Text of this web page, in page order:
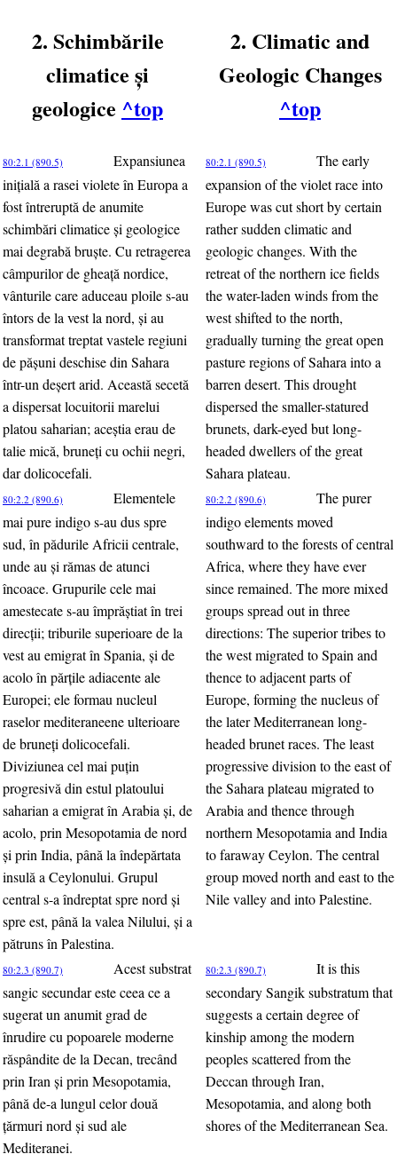
2. Schimbările
climatice şi
geologice ^top
2. Climatic and
Geologic Changes
^top
80:2.1 (890.5)
Expansiunea
iniţială a rasei violete în Europa a
fost întreruptă de anumite
schimbări climatice şi geologice
mai degrabă bruşte. Cu retragerea
câmpurilor de gheaţă nordice,
vânturile care aduceau ploile s-au
întors de la vest la nord, şi au
transformat treptat vastele regiuni
de păşuni deschise din Sahara
într-un deşert arid. Această secetă
a dispersat locuitorii marelui
platou saharian; aceştia erau de
talie mică, bruneţi cu ochii negri,
dar dolicocefali.
80:2.1 (890.5)
The early
expansion of the violet race into
Europe was cut short by certain
rather sudden climatic and
geologic changes. With the
retreat of the northern ice fields
the water-laden winds from the
west shifted to the north,
gradually turning the great open
pasture regions of Sahara into a
barren desert. This drought
dispersed the smaller-statured
brunets, dark-eyed but long-
headed dwellers of the great
Sahara plateau.
80:2.2 (890.6)
Elementele
mai pure indigo s-au dus spre
sud, în pădurile Africii centrale,
unde au şi rămas de atunci
încoace. Grupurile cele mai
amestecate s-au împrăştiat în trei
direcţii; triburile superioare de la
vest au emigrat în Spania, şi de
acolo în părţile adiacente ale
Europei; ele formau nucleul
raselor mediteraneene ulterioare
de bruneţi dolicocefali.
Diviziunea cel mai puţin
progresivă din estul platoului
saharian a emigrat în Arabia şi, de
acolo, prin Mesopotamia de nord
şi prin India, până la îndepărtata
insulă a Ceylonului. Grupul
central s-a îndreptat spre nord şi
spre est, până la valea Nilului, şi a
pătruns în Palestina.
80:2.2 (890.6)
The purer
indigo elements moved
southward to the forests of central
Africa, where they have ever
since remained. The more mixed
groups spread out in three
directions: The superior tribes to
the west migrated to Spain and
thence to adjacent parts of
Europe, forming the nucleus of
the later Mediterranean long-
headed brunet races. The least
progressive division to the east of
the Sahara plateau migrated to
Arabia and thence through
northern Mesopotamia and India
to faraway Ceylon. The central
group moved north and east to the
Nile valley and into Palestine.
80:2.3 (890.7)
Acest substrat
sangic secundar este ceea ce a
sugerat un anumit grad de
înrudire cu popoarele moderne
răspândite de la Decan, trecând
prin Iran şi prin Mesopotamia,
până de-a lungul celor două
ţărmuri nord şi sud ale
Mediteranei.
80:2.3 (890.7)
It is this
secondary Sangik substratum that
suggests a certain degree of
kinship among the modern
peoples scattered from the
Deccan through Iran,
Mesopotamia, and along both
shores of the Mediterranean Sea.